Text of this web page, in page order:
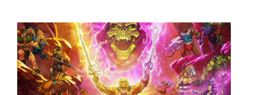
dado
un
pequeño
paso
atrás
con
Masters